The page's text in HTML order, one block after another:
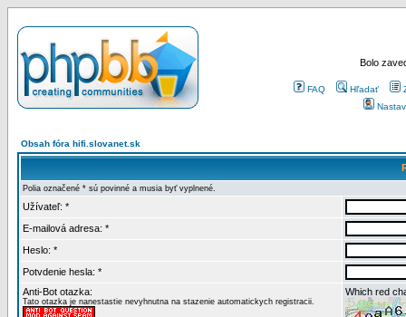
Bolo
FAQ Hľadať
Obsah fóra hifi.slovanet.sk
Polia označené * sú povinné a musia byť vyplnené.
Užívateľ: *
E-mailová adresa: *
Heslo: *
Potvdenie hesla: *
Anti-Bot otazka:
Tato otazka je nanestastie nevyhnutna na stazenie automatickych registracii.
Which red